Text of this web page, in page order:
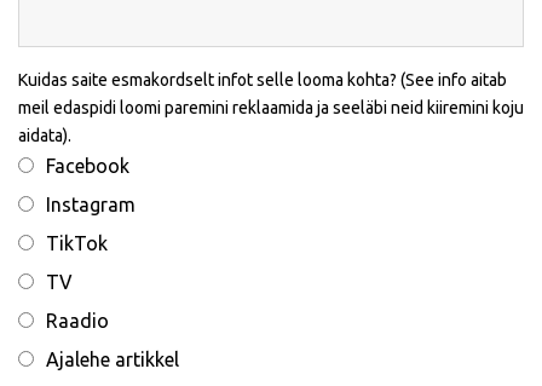
Kuidas saite esmakordselt infot selle looma kohta? (See info aitab
meil edaspidi loomi paremini reklaamida ja seeläbi neid kiiremini koju
aidata).
Facebook
Instagram
TikTok
TV
Raadio
Ajalehe artikkel